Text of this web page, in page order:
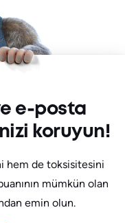
e-posta
koruyun!
hem de toksisitesini
mümkün olan
emin olun.